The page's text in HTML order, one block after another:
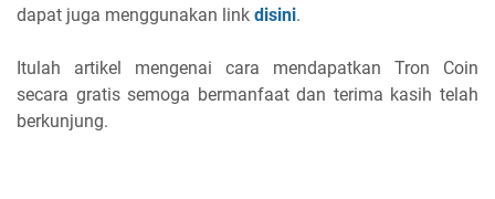
dapat juga menggunakan link disini.
Itulah artikel mengenai cara mendapatkan Tron Coin
secara gratis semoga bermanfaat dan terima kasih telah
berkunjung.